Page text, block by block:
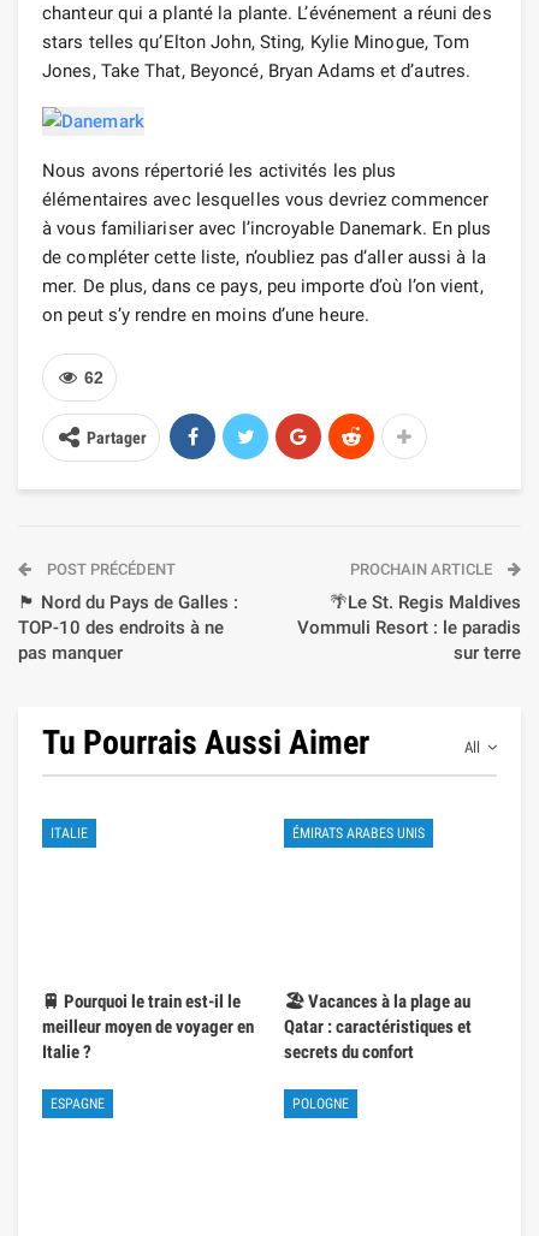
chanteur qui a planté la plante. L’événement a réuni des
stars telles qu’Elton John, Sting, Kylie Minogue, Tom
Jones, Take That, Beyoncé, Bryan Adams et d’autres.
Nous avons répertorié les activités les plus
élémentaires avec lesquelles vous devriez commencer
à vous familiariser avec l’incroyable Danemark. En plus
de compléter cette liste, n’oubliez pas d’aller aussi à la
mer. De plus, dans ce pays, peu importe d’où l’on vient,
on peut s’y rendre en moins d’une heure.
62
Partager
POST PRÉCÉDENT
🏴󠁧󠁢󠁷󠁬󠁳󠁿 Nord du Pays de Galles :
TOP-10 des endroits à ne
pas manquer
PROCHAIN ARTICLE
🌴Le St. Regis Maldives
Vommuli Resort : le paradis
sur terre
All
Tu Pourrais Aussi Aimer
ITALIE
🚆 Pourquoi le train est-il le
meilleur moyen de voyager en
Italie ?
ÉMIRATS ARABES UNIS
🏖️ Vacances à la plage au
Qatar : caractéristiques et
secrets du confort
ESPAGNE POLOGNE